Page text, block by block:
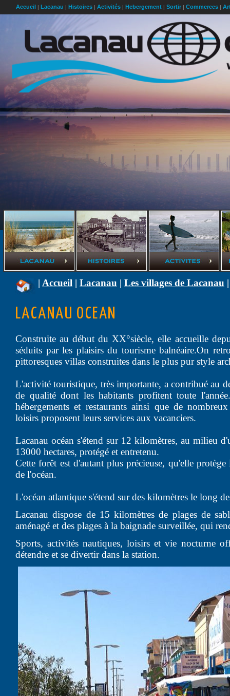
Accueil | Lacanau | Histoires | Activités | Hebergement | Sortir | Commerces |
| Accueil | Lacanau | Les villages de Lacanau
LACANAU OCEAN
Construite au début du XX°siècle, elle accueille
séduits par les plaisirs du tourisme balnéaire.On
pittoresques villas construites dans le plus pur style
L'activité touristique, très importante, a contribué au
de qualité dont les habitants profitent toute
hébergements et restaurants ainsi que de
loisirs proposent leurs services aux vacanciers.
Lacanau océan s'étend sur 12 kilomètres, au milieu
13000 hectares, protégé et entretenu.
Cette forêt est d'autant plus précieuse, qu'elle
de l'océan.
L'océan atlantique s'étend sur des kilomètres le long
Lacanau dispose de 15 kilomètres de plages de
aménagé et des plages à la baignade surveillée, qui
Sports, activités nautiques, loisirs et vie nocturne
détendre et se divertir dans la station.